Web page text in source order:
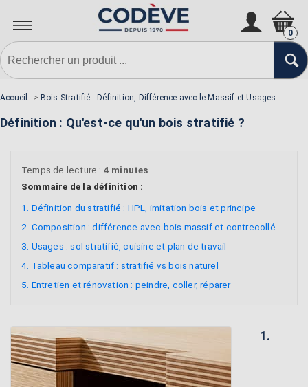
0
Accueil > Bois Stratifié : Définition, Différence avec le Massif et Usages
Définition : Qu'est-ce qu'un bois stratifié ?
Temps de lecture : 4 minutes
Sommaire de la définition :
1. Définition du stratifié : HPL, imitation bois et principe
2. Composition : différence avec bois massif et contrecollé
3. Usages : sol stratifié, cuisine et plan de travail
4. Tableau comparatif : stratifié vs bois naturel
5. Entretien et rénovation : peindre, coller, réparer
1.